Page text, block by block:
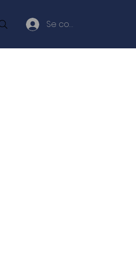
Se connecter